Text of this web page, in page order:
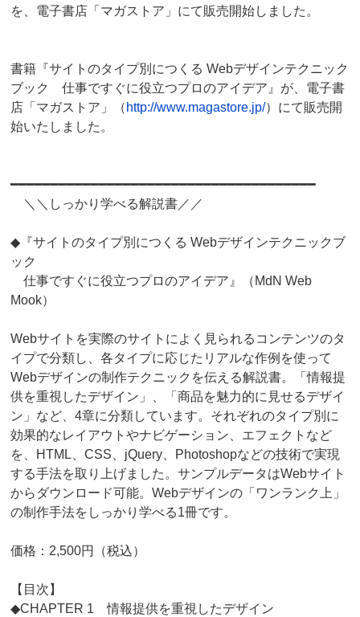
を、電子書店「マガストア」にて販売開始しました。
書籍『サイトのタイプ別につくる Webデザインテクニック
ブック 仕事ですぐに役立つプロのアイデア』が、電子書
店「マガストア」（ http://www.magastore.jp/）にて販売開
始いたしました。
━━━━━━━━━━━━━━━━━━━━━━━━━━━━━━━━━━━━━━
＼＼しっかり学べる解説書／／
◆『サイトのタイプ別につくる Webデザインテクニックブ
ック
仕事ですぐに役立つプロのアイデア』（MdN Web
Mook）
Webサイトを実際のサイトによく見られるコンテンツのタ
イプで分類し、各タイプに応じたリアルな作例を使って
Webデザインの制作テクニックを伝える解説書。「情報提
供を重視したデザイン」、「商品を魅力的に見せるデザイ
ン」など、4章に分類しています。それぞれのタイプ別に
効果的なレイアウトやナビゲーション、エフェクトなど
を、HTML、CSS、jQuery、Photoshopなどの技術で実現
する手法を取り上げました。サンプルデータはWebサイト
からダウンロード可能。Webデザインの「ワンランク上」
の制作手法をしっかり学べる1冊です。
価格：2,500円（税込）
【目次】
◆CHAPTER 1 情報提供を重視したデザイン